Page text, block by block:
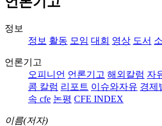
정보
정보 활동 모임 대회 영상 도서
언론기고
오피니언 언론기고 해외칼럼 자
콤 칼럼 리포트 이슈와자유 경제
속 cfe 논평 CFE INDEX
이름(저자)